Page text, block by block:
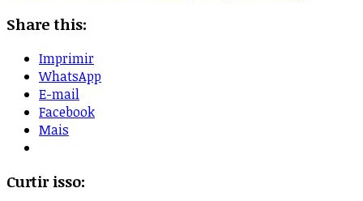
Share this:
Imprimir
WhatsApp
E-mail
Facebook
Mais
Curtir isso: